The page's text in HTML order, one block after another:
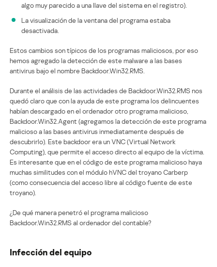
algo muy parecido a una llave del sistema en el registro).
La visualización de la ventana del programa estaba
desactivada.
Estos cambios son típicos de los programas maliciosos, por eso
hemos agregado la detección de este malware a las bases
antivirus bajo el nombre Backdoor.Win32.RMS.
Durante el análisis de las actividades de Backdoor.Win32.RMS nos
quedó claro que con la ayuda de este programa los delincuentes
habían descargado en el ordenador otro programa malicioso,
Backdoor.Win32.Agent (agregamos la detección de este programa
malicioso a las bases antivirus inmediatamente después de
descubrirlo). Este backdoor era un VNC (Virtual Network
Computing), que permite el acceso directo al equipo de la víctima.
Es interesante que en el código de este programa malicioso haya
muchas similitudes con el módulo hVNC del troyano Carberp
(como consecuencia del acceso libre al código fuente de este
troyano).
¿De qué manera penetró el programa malicioso
Backdoor.Win32.RMS al ordenador del contable?
Infección del equipo